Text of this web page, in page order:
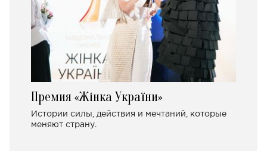
Премия «Жінка України»
Истории силы, действия и мечтаний, которые
меняют страну.